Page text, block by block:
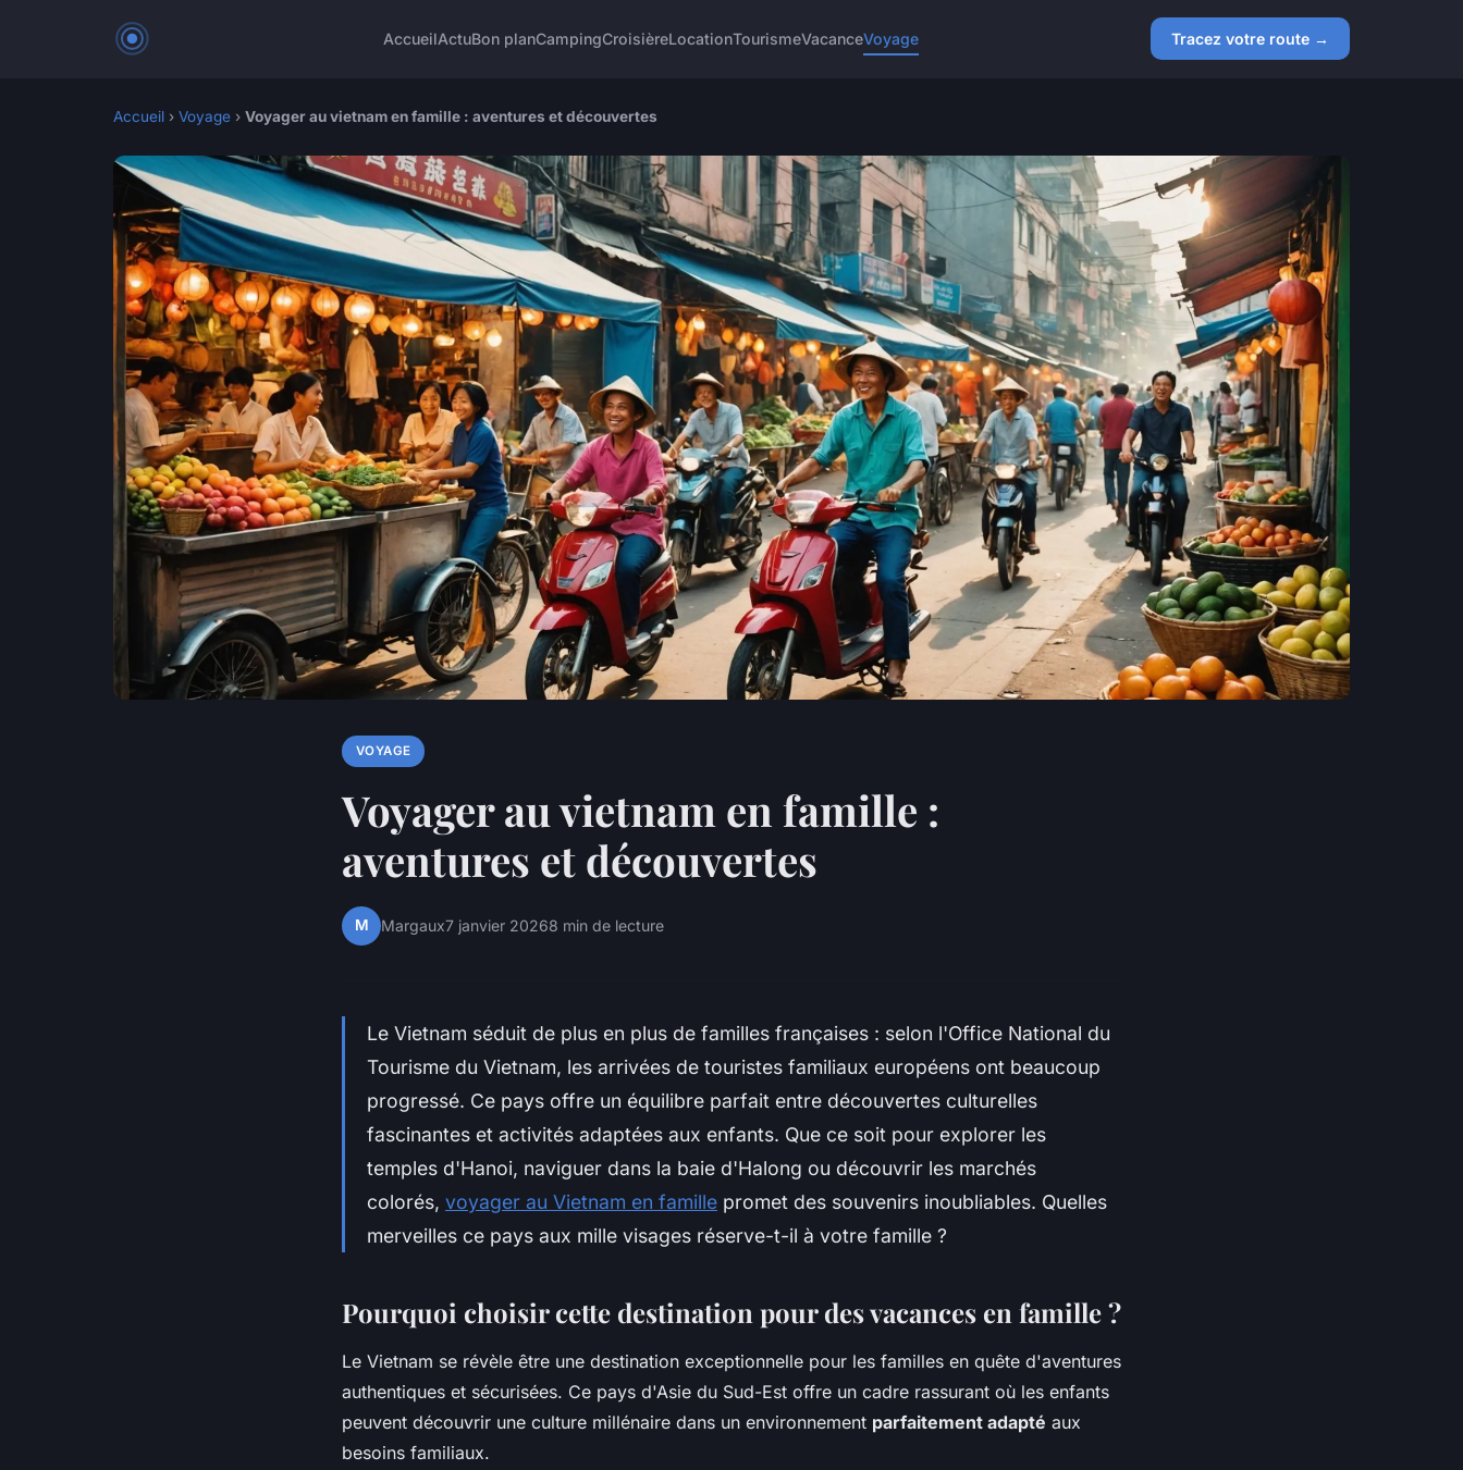
AccueilActuBon planCampingCroisièreLocationTourismeVacanceVoyage Tracez votre route →
Accueil › Voyage › Voyager au vietnam en famille : aventures et découvertes
VOYAGE
Voyager au vietnam en famille :
aventures et découvertes
M Margaux7 janvier 20268 min de lecture
Le Vietnam séduit de plus en plus de familles françaises : selon l'Office National du
Tourisme du Vietnam, les arrivées de touristes familiaux européens ont beaucoup
progressé. Ce pays offre un équilibre parfait entre découvertes culturelles
fascinantes et activités adaptées aux enfants. Que ce soit pour explorer les
temples d'Hanoi, naviguer dans la baie d'Halong ou découvrir les marchés
colorés, voyager au Vietnam en famille promet des souvenirs inoubliables. Quelles
merveilles ce pays aux mille visages réserve-t-il à votre famille ?
Pourquoi choisir cette destination pour des vacances en famille ?
Le Vietnam se révèle être une destination exceptionnelle pour les familles en quête d'aventures
authentiques et sécurisées. Ce pays d'Asie du Sud-Est offre un cadre rassurant où les enfants
peuvent découvrir une culture millénaire dans un environnement parfaitement adapté aux
besoins familiaux.